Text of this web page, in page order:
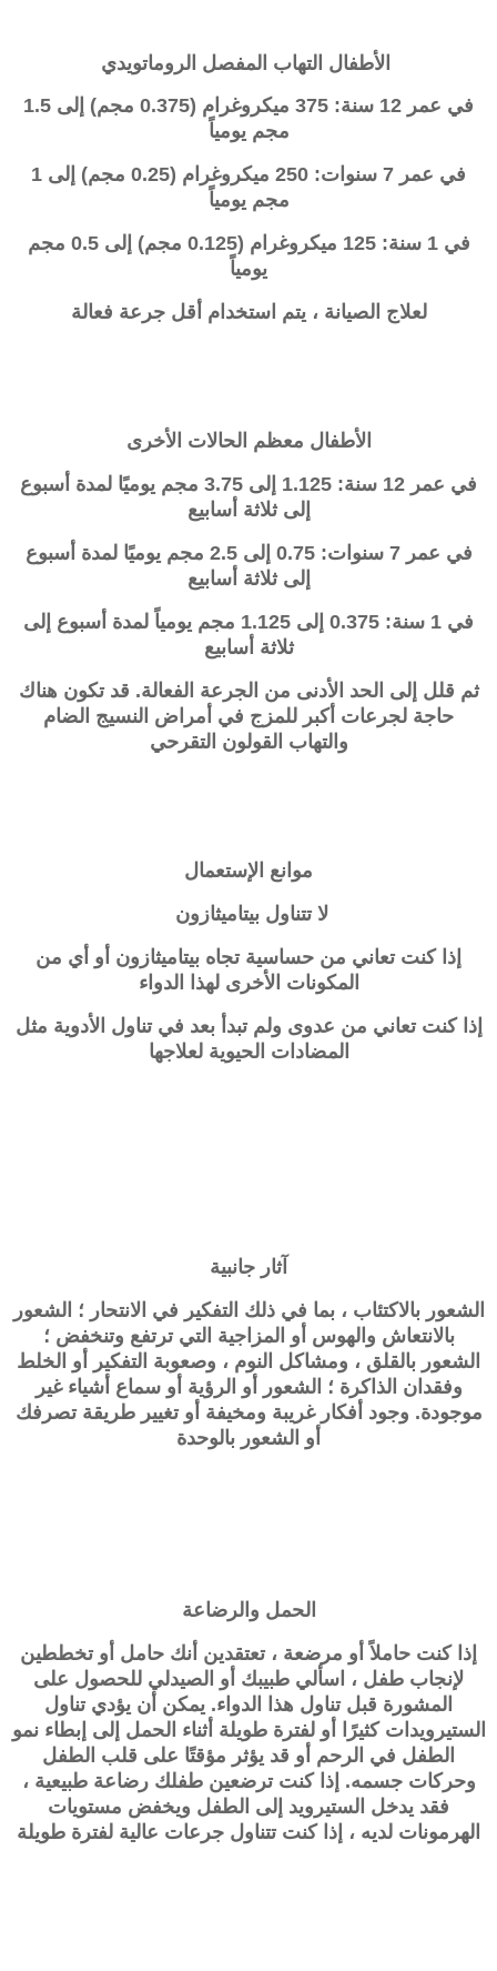
الأطفال التهاب المفصل الروماتويدي
في عمر 12 سنة: 375 ميكروغرام (0.375 مجم) إلى 1.5
مجم يومياً
في عمر 7 سنوات: 250 ميكروغرام (0.25 مجم) إلى 1
مجم يومياً
في 1 سنة: 125 ميكروغرام (0.125 مجم) إلى 0.5 مجم
يومياً
لعلاج الصيانة ، يتم استخدام أقل جرعة فعالة
الأطفال معظم الحالات الأخرى
في عمر 12 سنة: 1.125 إلى 3.75 مجم يوميًا لمدة أسبوع
إلى ثلاثة أسابيع
في عمر 7 سنوات: 0.75 إلى 2.5 مجم يوميًا لمدة أسبوع
إلى ثلاثة أسابيع
في 1 سنة: 0.375 إلى 1.125 مجم يومياً لمدة أسبوع إلى
ثلاثة أسابيع
ثم قلل إلى الحد الأدنى من الجرعة الفعالة. قد تكون هناك
حاجة لجرعات أكبر للمزج في أمراض النسيج الضام
والتهاب القولون التقرحي
موانع الإستعمال
لا تتناول بيتاميثازون
إذا كنت تعاني من حساسية تجاه بيتاميثازون أو أي من
المكونات الأخرى لهذا الدواء
إذا كنت تعاني من عدوى ولم تبدأ بعد في تناول الأدوية مثل
المضادات الحيوية لعلاجها
آثار جانبية
الشعور بالاكتئاب ، بما في ذلك التفكير في الانتحار ؛ الشعور
بالانتعاش والهوس أو المزاجية التي ترتفع وتنخفض ؛
الشعور بالقلق ، ومشاكل النوم ، وصعوبة التفكير أو الخلط
وفقدان الذاكرة ؛ الشعور أو الرؤية أو سماع أشياء غير
موجودة. وجود أفكار غريبة ومخيفة أو تغيير طريقة تصرفك
أو الشعور بالوحدة
الحمل والرضاعة
إذا كنت حاملاً أو مرضعة ، تعتقدين أنك حامل أو تخططين
لإنجاب طفل ، اسألي طبيبك أو الصيدلي للحصول على
المشورة قبل تناول هذا الدواء. يمكن أن يؤدي تناول
الستيرويدات كثيرًا أو لفترة طويلة أثناء الحمل إلى إبطاء نمو
الطفل في الرحم أو قد يؤثر مؤقتًا على قلب الطفل
وحركات جسمه. إذا كنت ترضعين طفلك رضاعة طبيعية ،
فقد يدخل الستيرويد إلى الطفل ويخفض مستويات
الهرمونات لديه ، إذا كنت تتناول جرعات عالية لفترة طويلة